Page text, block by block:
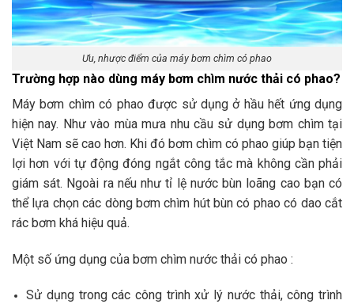
Ưu, nhược điểm của máy bơm chìm có phao
Trường hợp nào dùng máy bơm chìm nước thải có phao?
Máy bơm chìm có phao được sử dụng ở hầu hết ứng dụng
hiện nay. Như vào mùa mưa nhu cầu sử dụng bơm chìm tại
Việt Nam sẽ cao hơn. Khi đó bơm chìm có phao giúp bạn tiện
lợi hơn với tự động đóng ngắt công tắc mà không cần phải
giám sát. Ngoài ra nếu như tỉ lệ nước bùn loãng cao bạn có
thể lựa chọn các dòng bơm chìm hút bùn có phao có dao cắt
rác bơm khá hiệu quả.
Một số ứng dụng của bơm chìm nước thải có phao :
Sử dụng trong các công trình xử lý nước thải, công trình